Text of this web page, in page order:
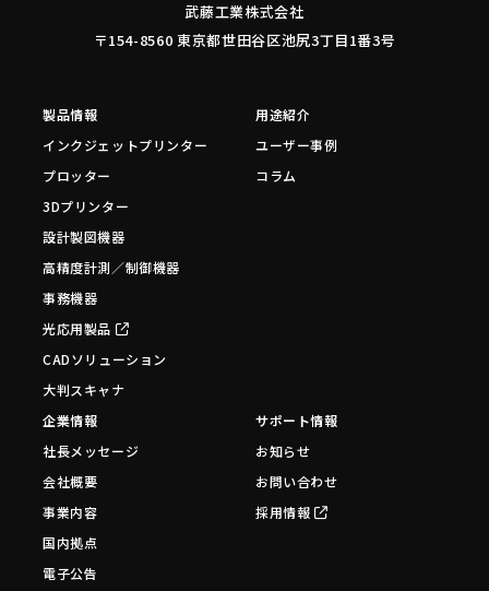
武藤工業株式会社
〒154-8560 東京都世田谷区池尻3丁目1番3号
製品情報
インクジェットプリンター
プロッター
3Dプリンター
設計製図機器
高精度計測／制御機器
事務機器
光応用製品
CADソリューション
大判スキャナ
用途紹介
ユーザー事例
コラム
企業情報
社長メッセージ
会社概要
事業内容
国内拠点
電子公告
サポート情報
お知らせ
お問い合わせ
採用情報